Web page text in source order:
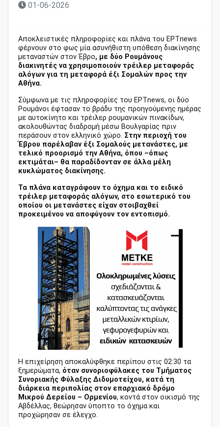
01-06-2026
Αποκλειστικές πληροφορίες και πλάνα του ΕΡΤnews
φέρνουν στο φως μία ασυνήθιστη υπόθεση διακίνησης
μεταναστών στον Έβρο, με δύο Ρουμάνους
διακινητές να χρησιμοποιούν τρέιλερ μεταφοράς
αλόγων για τη μεταφορά έξι Σομαλών προς την
Αθήνα.
Σύμφωνα με τις πληροφορίες του ΕΡΤnews, οι δύο
Ρουμάνοι έφτασαν το βράδυ της προηγούμενης ημέρας
με αυτοκίνητο και τρέιλερ ρουμανικών πινακίδων,
ακολουθώντας διαδρομή μέσω Βουλγαρίας πριν
περάσουν στον ελληνικό χώρο. Στην περιοχή του
Έβρου παρέλαβαν έξι Σομαλούς μετανάστες, με
τελικό προορισμό την Αθήνα, όπου –όπως
εκτιμάται– θα παραδίδονταν σε άλλα μέλη
κυκλώματος διακίνησης.
Τα πλάνα καταγράφουν το όχημα και το ειδικό
τρέιλερ μεταφοράς αλόγων, στο εσωτερικό του
οποίου οι μετανάστες είχαν στοιβαχθεί
προκειμένου να αποφύγουν τον εντοπισμό.
Η επιχείρηση αποκαλύφθηκε περίπου στις 02:30 τα
ξημερώματα, όταν συνοριοφύλακες του Τμήματος
Συνοριακής Φύλαξης Διδυμοτείχου, κατά τη
διάρκεια περιπολίας στον επαρχιακό δρόμο
Μικρού Δερείου – Ορμενίου, κοντά στον οικισμό της
Αβδέλλας, θεώρησαν ύποπτο το όχημα και
προχώρησαν σε έλεγχο.